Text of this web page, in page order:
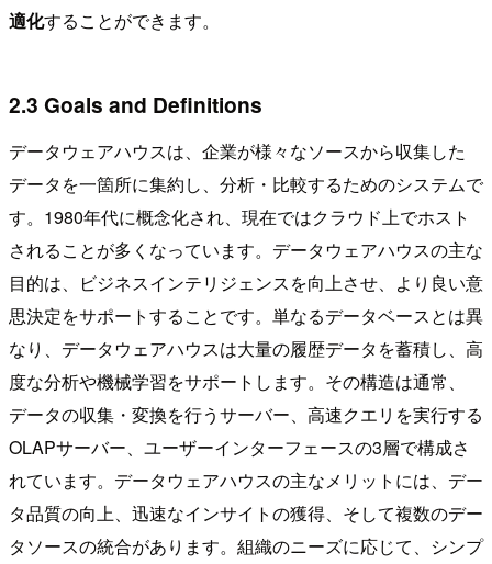
適化することができます。
2.3 Goals and Definitions
データウェアハウスは、企業が様々なソースから収集した
データを一箇所に集約し、分析・比較するためのシステムで
す。1980年代に概念化され、現在ではクラウド上でホスト
されることが多くなっています。データウェアハウスの主な
目的は、ビジネスインテリジェンスを向上させ、より良い意
思決定をサポートすることです。単なるデータベースとは異
なり、データウェアハウスは大量の履歴データを蓄積し、高
度な分析や機械学習をサポートします。その構造は通常、
データの収集・変換を行うサーバー、高速クエリを実行する
OLAPサーバー、ユーザーインターフェースの3層で構成さ
れています。データウェアハウスの主なメリットには、デー
タ品質の向上、迅速なインサイトの獲得、そして複数のデー
タソースの統合があります。組織のニーズに応じて、シンプ